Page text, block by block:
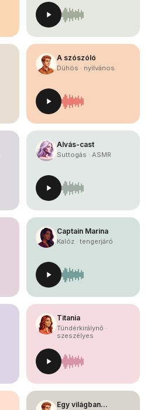
A szószóló
Dühös · nyilvános
Alvás-cast
Suttogás · ASMR
Captain Marina
Kalóz · tengerjáró
Titania
Tündérkirálynő ·
szeszélyes
Egy világban…